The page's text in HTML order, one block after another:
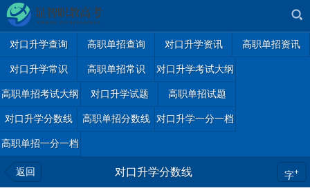
对口升学查询 高职单招查询 对口升学资讯 高职单招资讯
对口升学常识 高职单招常识 对口升学考试大纲
高职单招考试大纲 对口升学试题 高职单招试题
对口升学分数线 高职单招分数线 对口升学一分一档
高职单招一分一档
返回 对口升学分数线 字+